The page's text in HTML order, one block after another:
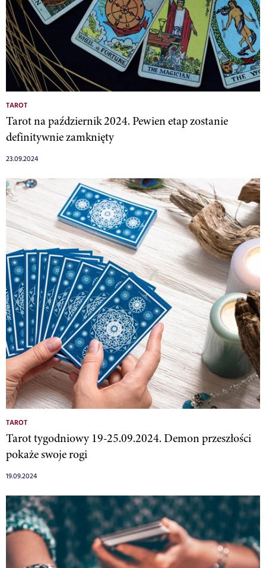
TAROT
Tarot na październik 2024. Pewien etap zostanie
definitywnie zamknięty
23.09.2024
TAROT
Tarot tygodniowy 19-25.09.2024. Demon przeszłości
pokaże swoje rogi
19.09.2024